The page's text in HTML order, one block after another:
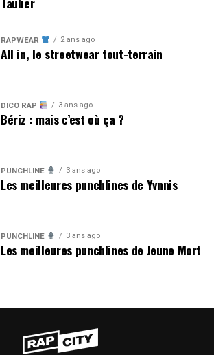
RAPWEAR 2 ans ago
All in, le streetwear tout-terrain
DICO RAP 3 ans ago
Bériz : mais c’est où ça ?
PUNCHLINE 3 ans ago
Les meilleures punchlines de Yvnnis
PUNCHLINE 3 ans ago
Les meilleures punchlines de Jeune Mort